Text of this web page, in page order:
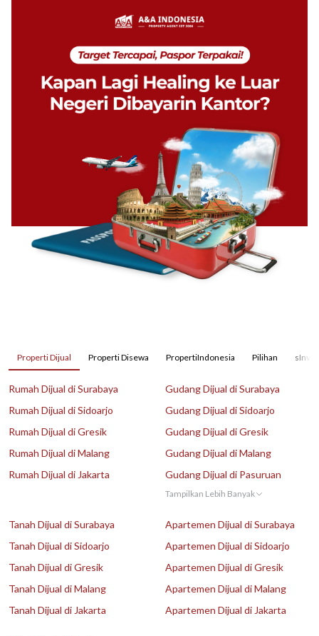
Properti Dijual Properti Disewa PropertiIndonesia Pilihan
Rumah Dijual di Surabaya
Rumah Dijual di Sidoarjo
Rumah Dijual di Gresik
Rumah Dijual di Malang
Rumah Dijual di Jakarta
Gudang Dijual di Surabaya
Gudang Dijual di Sidoarjo
Gudang Dijual di Gresik
Gudang Dijual di Malang
Gudang Dijual di Pasuruan
Tampilkan Lebih Banyak
Tanah Dijual di Surabaya
Tanah Dijual di Sidoarjo
Tanah Dijual di Gresik
Tanah Dijual di Malang
Tanah Dijual di Jakarta
Apartemen Dijual di Surabaya
Apartemen Dijual di Sidoarjo
Apartemen Dijual di Gresik
Apartemen Dijual di Malang
Apartemen Dijual di Jakarta